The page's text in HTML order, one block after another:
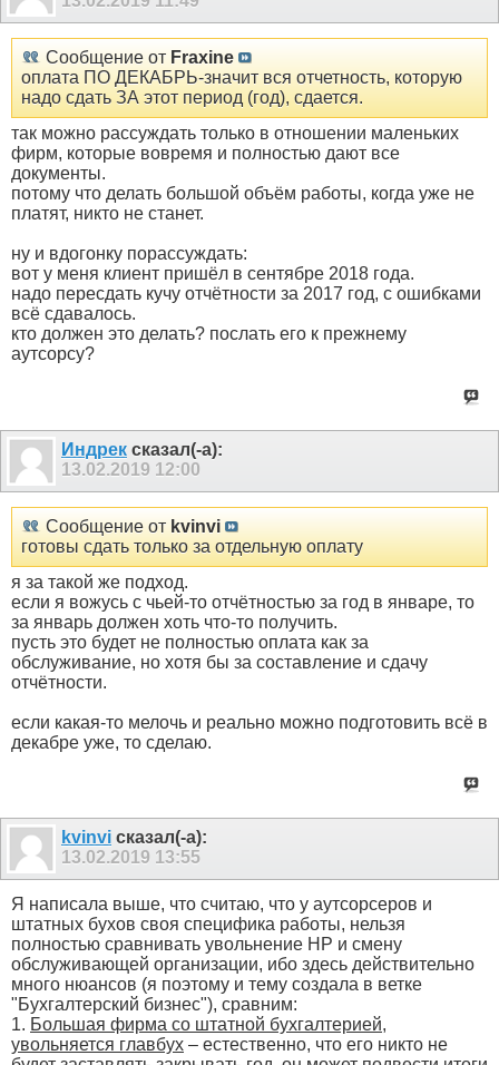
Сообщение от Fraxine
оплата ПО ДЕКАБРЬ-значит вся отчетность, которую
надо сдать ЗА этот период (год), сдается.
так можно рассуждать только в отношении маленьких
фирм, которые вовремя и полностью дают все
документы.
потому что делать большой объём работы, когда уже не
платят, никто не станет.
ну и вдогонку порассуждать:
вот у меня клиент пришёл в сентябре 2018 года.
надо пересдать кучу отчётности за 2017 год, с ошибками
всё сдавалось.
кто должен это делать? послать его к прежнему
аутсорсу?
Индрек сказал(-а):
13.02.2019 12:00
Сообщение от kvinvi
готовы сдать только за отдельную оплату
я за такой же подход.
если я вожусь с чьей-то отчётностью за год в январе, то
за январь должен хоть что-то получить.
пусть это будет не полностью оплата как за
обслуживание, но хотя бы за составление и сдачу
отчётности.
если какая-то мелочь и реально можно подготовить всё в
декабре уже, то сделаю.
kvinvi сказал(-а):
13.02.2019 13:55
Я написала выше, что считаю, что у аутсорсеров и
штатных бухов своя специфика работы, нельзя
полностью сравнивать увольнение НР и смену
обслуживающей организации, ибо здесь действительно
много нюансов (я поэтому и тему создала в ветке
"Бухгалтерский бизнес"), сравним:
1. Большая фирма со штатной бухгалтерией,
увольняется главбух – естественно, что его никто не